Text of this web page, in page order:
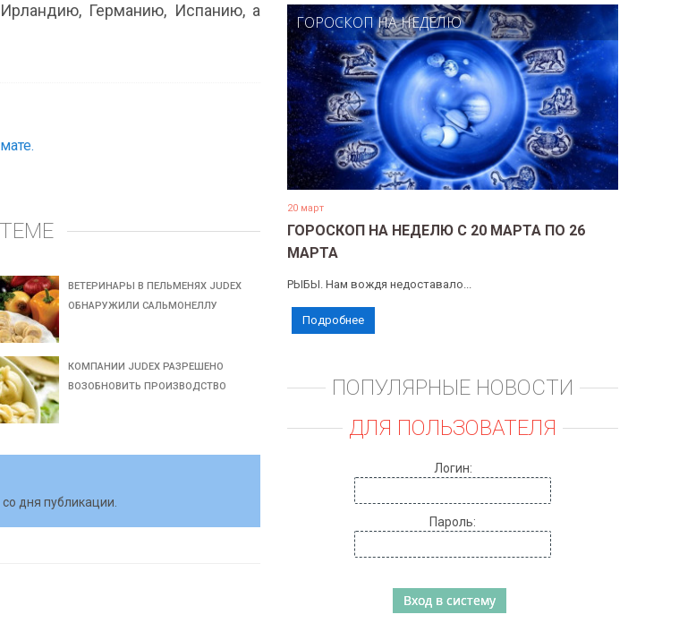
Германию, Испанию, а
ВЕТЕРИНАРЫ В ПЕЛЬМЕНЯХ JUDEX
ОБНАРУЖИЛИ САЛЬМОНЕЛЛУ
КОМПАНИИ JUDEX РАЗРЕШЕНО
ВОЗОБНОВИТЬ ПРОИЗВОДСТВО
дня публикации.
ГОРОСКОП НА НЕДЕЛЮ
20 март
ГОРОСКОП НА НЕДЕЛЮ С 20 МАРТА ПО 26
МАРТА
РЫБЫ. Нам вождя недоставало...
Подробнее
ПОПУЛЯРНЫЕ НОВОСТИ
ДЛЯ ПОЛЬЗОВАТЕЛЯ
Логин:
Пароль: